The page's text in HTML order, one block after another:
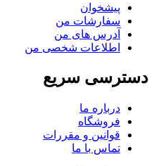
پیشخوان
سفارشات من
آدرس های من
اطلاعات شخصی من
دسترسی سریع
درباره ما
فروشگاه
قوانین و مقررات
تماس با ما